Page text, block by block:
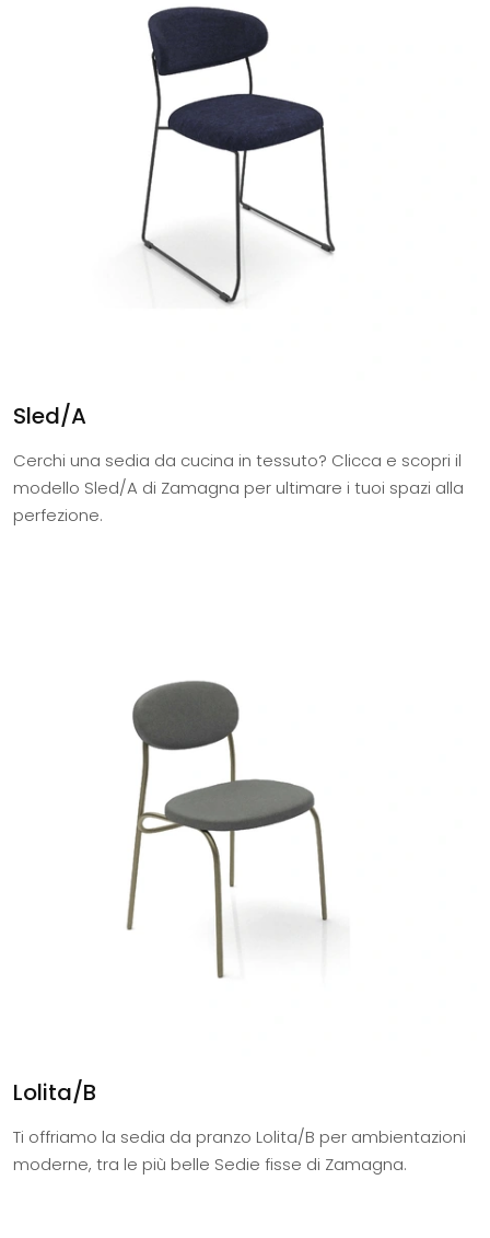
Sled/A
Cerchi una sedia da cucina in tessuto? Clicca e scopri il
modello Sled/A di Zamagna per ultimare i tuoi spazi alla
perfezione.
Lolita/B
Ti offriamo la sedia da pranzo Lolita/B per ambientazioni
moderne, tra le più belle Sedie fisse di Zamagna.